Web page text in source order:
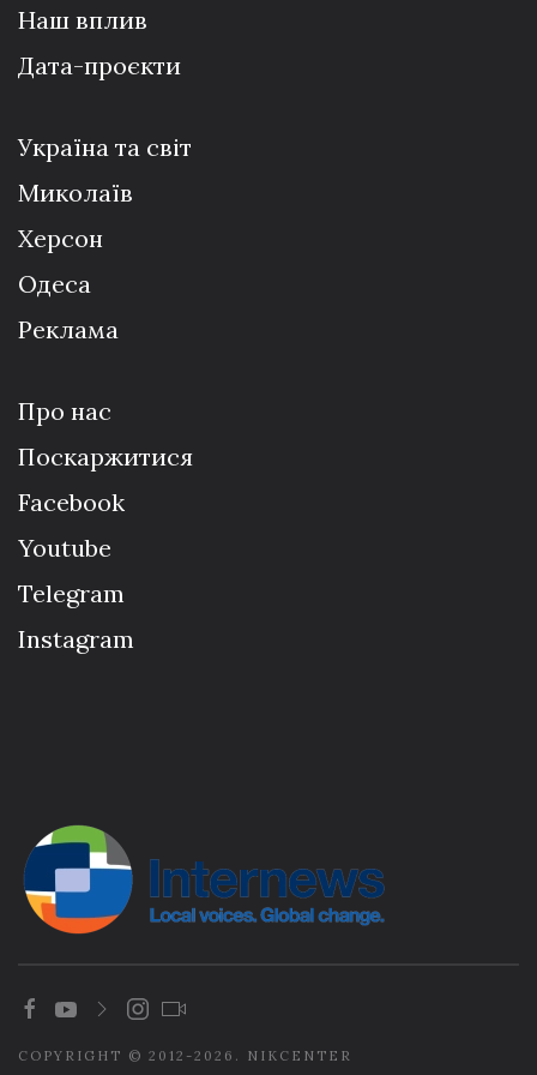
Наш вплив
Дата-проєкти
Україна та світ
Миколаїв
Херсон
Одеса
Реклама
Про нас
Поскаржитися
Facebook
Youtube
Telegram
Instagram
COPYRIGHT © 2012-2026. NIKCENTER